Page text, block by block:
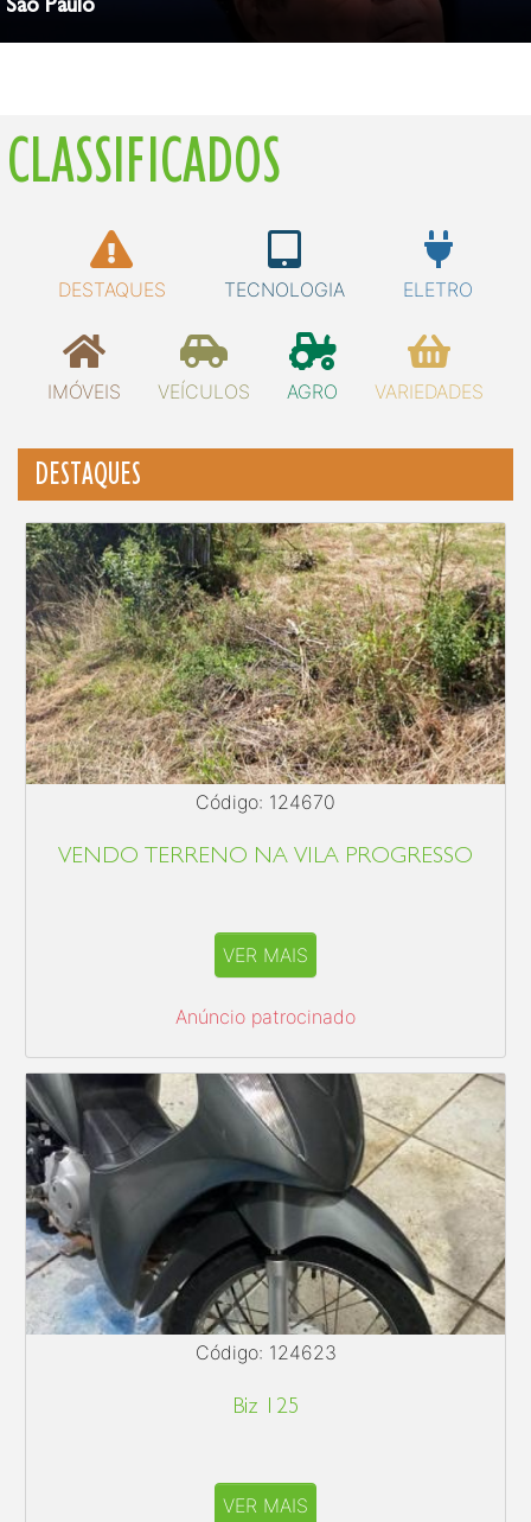
São Paulo
CLASSIFICADOS
DESTAQUES TECNOLOGIA ELETRO
IMÓVEIS VEÍCULOS AGRO VARIEDADES
DESTAQUES
Código: 124670
VENDO TERRENO NA VILA PROGRESSO
VER MAIS
Anúncio patrocinado
Código: 124623
Biz 125
VER MAIS